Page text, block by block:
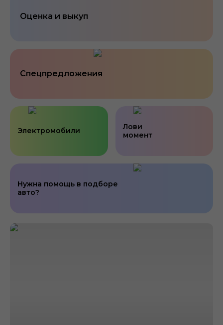
Оценка и выкуп
Спецпредложения
Нужна помощь в подборе
авто?
Электромобили
Лови
момент